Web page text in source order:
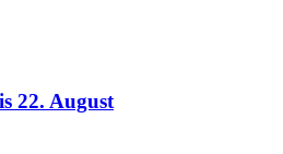
22. August